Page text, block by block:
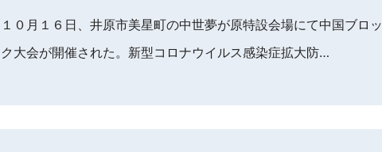
１０月１６日、井原市美星町の中世夢が原特設会場にて中国ブロッ
ク大会が開催された。新型コロナウイルス感染症拡大防…